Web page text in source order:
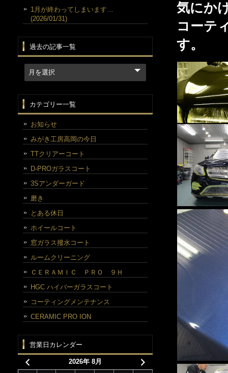
気にか
コーテ
す。
1月が終わってしまいます…
(2026/01/31)
過去の記事一覧
カテゴリー一覧
お知らせ
みがき工房高岡の今日
TTクリアーコート
D-PROガラスコート
3Sアンダーガード
磨き
とある休日
ホイールコート
窓ガラス撥水コート
ルームクリーニング
ＣＥＲＡＭＩＣ ＰＲＯ ９Ｈ
HGC ハイパーガラスコート
コーティングメンテナンス
CERAMIC PRO ION
営業日カレンダー
2026年 8月